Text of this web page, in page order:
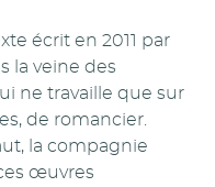
écrit en 2011 par
la veine des
ne travaille que sur
de romancier.
la compagnie
œuvres